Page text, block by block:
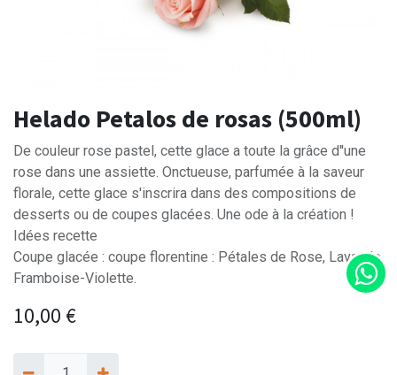
Helado Petalos de rosas (500ml)
De couleur rose pastel, cette glace a toute la grâce d''une
rose dans une assiette. Onctueuse, parfumée à la saveur
florale, cette glace s'inscrira dans des compositions de
desserts ou de coupes glacées. Une ode à la création !
Idées recette
Coupe glacée : coupe florentine : Pétales de Rose, Lavande,
Framboise-Violette.
10,00 €